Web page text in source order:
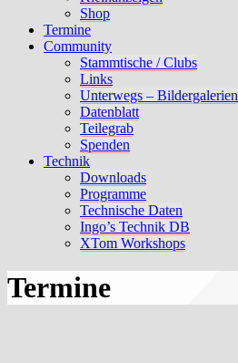
Shop
Termine
Community
Stammtische / Clubs
Links
Unterwegs – Bildergalerien
Datenblatt
Teilegrab
Spenden
Technik
Downloads
Programme
Technische Daten
Ingo’s Technik DB
XTom Workshops
Termine